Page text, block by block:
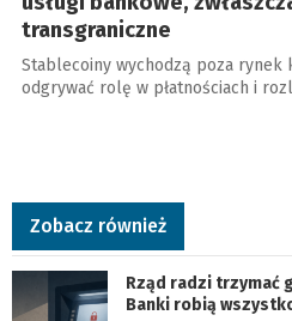
transgraniczne
Stablecoiny wychodzą poza rynek
odgrywać rolę w płatnościach i
Zobacz również
Rząd radzi trzymać
Banki robią